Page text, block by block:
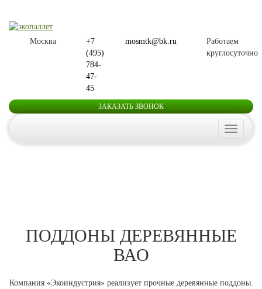
Москва
+7
(495)
784-
47-
45
mosmtk@bk.ru
Работаем
круглосуточно
ЗАКАЗАТЬ ЗВОНОК
Toggle
ПОДДОНЫ ДЕРЕВЯННЫЕ
ВАО
Компания «Экоиндустрия» реализует прочные деревянные поддоны.